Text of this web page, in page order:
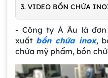
3. VIDEO BỒN CHỨA
- Công ty Á Âu là
xuất bồn chứa inox,
chứa mỹ phẩm, bồn